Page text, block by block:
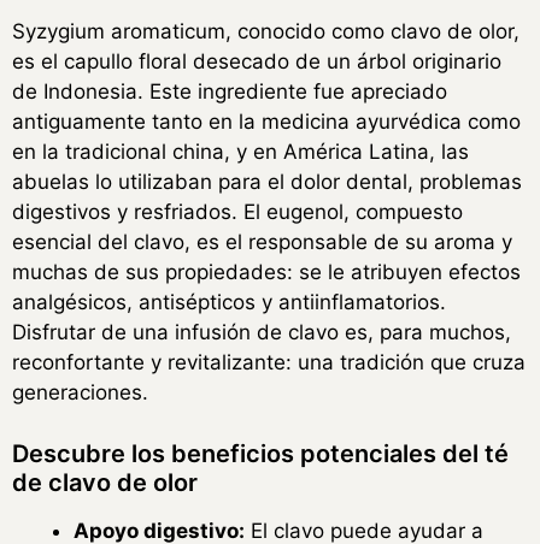
Syzygium aromaticum, conocido como clavo de olor,
es el capullo floral desecado de un árbol originario
de Indonesia. Este ingrediente fue apreciado
antiguamente tanto en la medicina ayurvédica como
en la tradicional china, y en América Latina, las
abuelas lo utilizaban para el dolor dental, problemas
digestivos y resfriados. El eugenol, compuesto
esencial del clavo, es el responsable de su aroma y
muchas de sus propiedades: se le atribuyen efectos
analgésicos, antisépticos y antiinflamatorios.
Disfrutar de una infusión de clavo es, para muchos,
reconfortante y revitalizante: una tradición que cruza
generaciones.
Descubre los beneficios potenciales del té
de clavo de olor
Apoyo digestivo: El clavo puede ayudar a